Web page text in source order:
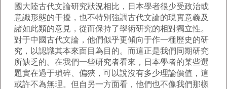
國大陸古代文論研究狀況相比，日本學者很少受政治或
意識形態的干擾，也不特別強調古代文論的現實意義及
諸如此類的意見，從而保持了學術研究的相對獨立性。
對于中國古代文論，他們似乎更傾向于作一種歷史的研
究，以認識其本來面目為目的。而這正是我們同期研究
所缺乏的。在我們一些研究者看來，日本學者的某些選
題實在過于瑣碎、偏狹，可以說沒有多少理論價值，這
或許不為無理。但自另一方面看，他們也不像我們那樣